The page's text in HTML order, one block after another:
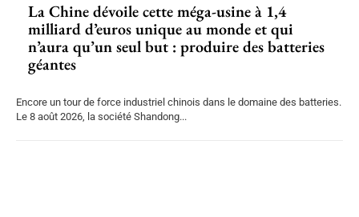
La Chine dévoile cette méga-usine à 1,4
milliard d’euros unique au monde et qui
n’aura qu’un seul but : produire des batteries
géantes
Encore un tour de force industriel chinois dans le domaine des batteries.
Le 8 août 2026, la société Shandong...